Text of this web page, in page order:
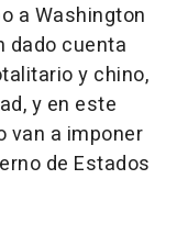
a Washington
dado cuenta
y chino,
y en este
van a imponer
de Estados